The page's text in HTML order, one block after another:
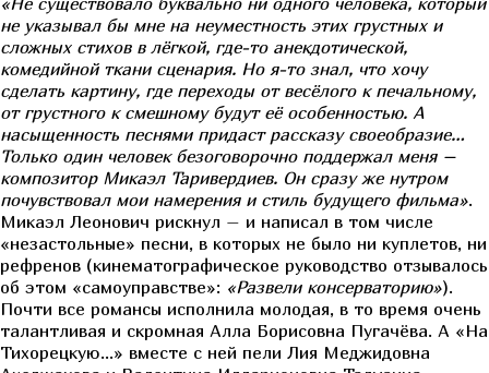
не указывал бы мне на неуместность этих грустных и
сложных стихов в лёгкой, где-то анекдотической,
комедийной ткани сценария. Но я-то знал, что хочу
сделать картину, где переходы от весёлого к печальному,
от грустного к смешному будут её особенностью. А
насыщенность песнями придаст рассказу своеобразие…
Только один человек безоговорочно поддержал меня –
композитор Микаэл Таривердиев. Он сразу же нутром
почувствовал мои намерения и стиль будущего фильма».
Микаэл Леонович рискнул – и написал в том числе
«незастольные» песни, в которых не было ни куплетов, ни
рефренов (кинематографическое руководство отзывалось
об этом «самоуправстве»: «Развели консерваторию»).
Почти все романсы исполнила молодая, в то время очень
талантливая и скромная Алла Борисовна Пугачёва. А «На
Тихорецкую…» вместе с ней пели Лия Меджидовна